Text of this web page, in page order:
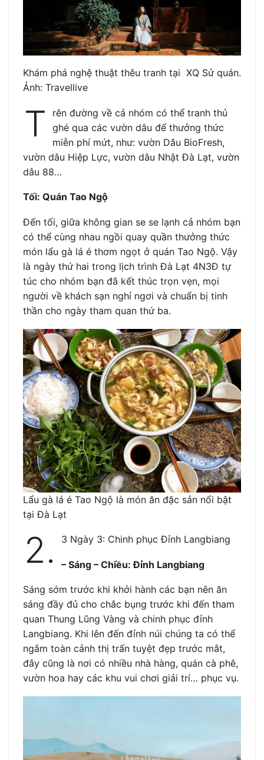
Khám phá nghệ thuật thêu tranh tại XQ Sử quán.
Ảnh: Travellive
T
rên đường về cả nhóm có thể tranh thủ
ghé qua các vườn dâu để thưởng thức
miễn phí mứt, như: vườn Dâu BioFresh,
vườn dâu Hiệp Lực, vườn dâu Nhật Đà Lạt, vườn
dâu 88…
Tối: Quán Tao Ngộ
Đến tối, giữa không gian se se lạnh cả nhóm bạn
có thể cùng nhau ngồi quay quần thưởng thức
món lẩu gà lá é thơm ngọt ở quán Tao Ngộ. Vậy
là ngày thứ hai trong lịch trình Đà Lạt 4N3Đ tự
túc cho nhóm bạn đã kết thúc trọn vẹn, mọi
người về khách sạn nghỉ ngơi và chuẩn bị tinh
thần cho ngày tham quan thứ ba.
Lẩu gà lá é Tao Ngộ là món ăn đặc sản nổi bật
tại Đà Lạt
2. 3 Ngày 3: Chinh phục Đỉnh Langbiang
– Sáng – Chiều: Đỉnh Langbiang
Sáng sớm trước khi khởi hành các bạn nên ăn
sáng đầy đủ cho chắc bụng trước khi đến tham
quan Thung Lũng Vàng và chinh phục đỉnh
Langbiang. Khi lên đến đỉnh núi chúng ta có thể
ngắm toàn cảnh thị trấn tuyệt đẹp trước mắt,
đây cũng là nơi có nhiều nhà hàng, quán cà phê,
vườn hoa hay các khu vui chơi giải trí… phục vụ.